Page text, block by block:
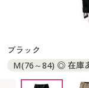
大きいサイズ メン
大きいサイズ 事務
カタログ・チラ
デジタルカタロ
大きいサイズ 事
カタログ・チラ
カタログ無料プ
ブラック
M(76～84) ◎ 在庫
LL(94～104) × 完売